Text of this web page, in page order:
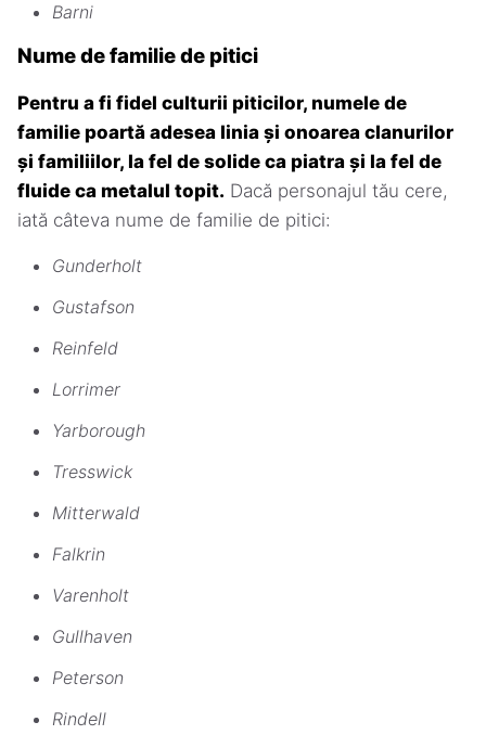
Barni
Nume de familie de pitici
Pentru a fi fidel culturii piticilor, numele de
familie poartă adesea linia și onoarea clanurilor
și familiilor, la fel de solide ca piatra și la fel de
fluide ca metalul topit. Dacă personajul tău cere,
iată câteva nume de familie de pitici:
Gunderholt
Gustafson
Reinfeld
Lorrimer
Yarborough
Tresswick
Mitterwald
Falkrin
Varenholt
Gullhaven
Peterson
Rindell